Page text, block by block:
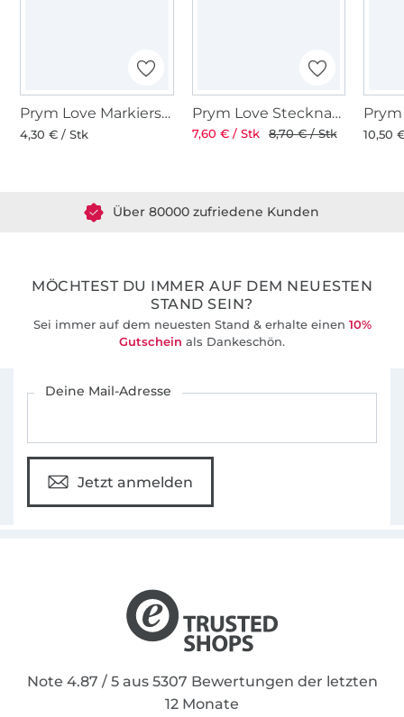
Prym Love Markierstift, weiss, pink
4,30 € / Stk
Prym Love Stecknadeln 50 Stck.
7,60 € / Stk 8,70 € / Stk 10,50
MÖCHTEST DU IMMER AUF DEM NEUESTEN
STAND SEIN?
Sei immer auf dem neuesten Stand & erhalte einen 10%
Gutschein als Dankeschön.
Deine Mail-Adresse
Jetzt anmelden
Note 4.87 / 5 aus 5307 Bewertungen der letzten
12 Monate